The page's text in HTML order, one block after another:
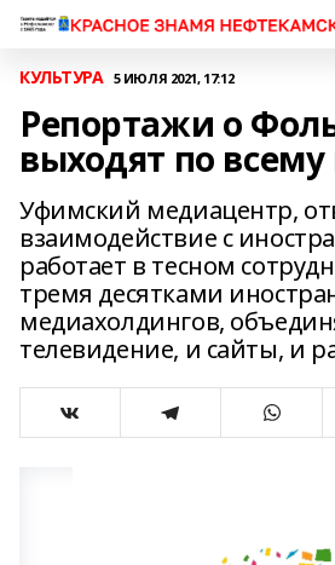
КУЛЬТУРА 5 ИЮЛЯ 2021, 17:12
Репортажи о
выходят по
Уфимский медиацентр,
взаимодействие с
работает в тесном
тремя десятками
медиахолдингов,
телевидение, и сайты, и